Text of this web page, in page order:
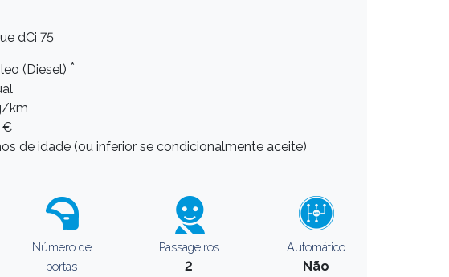
dCi 75
(Diesel) *
km
€
de idade (ou inferior se condicionalmente aceite)
Número de
portas
Passageiros
2
Automático
Não